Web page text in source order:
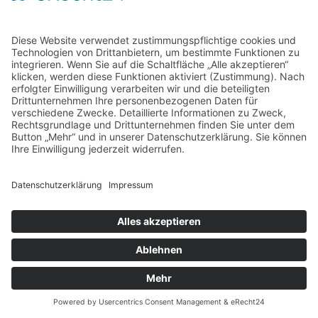
Home Kontakt
AGB
Datenschutzerklärung
Impressum